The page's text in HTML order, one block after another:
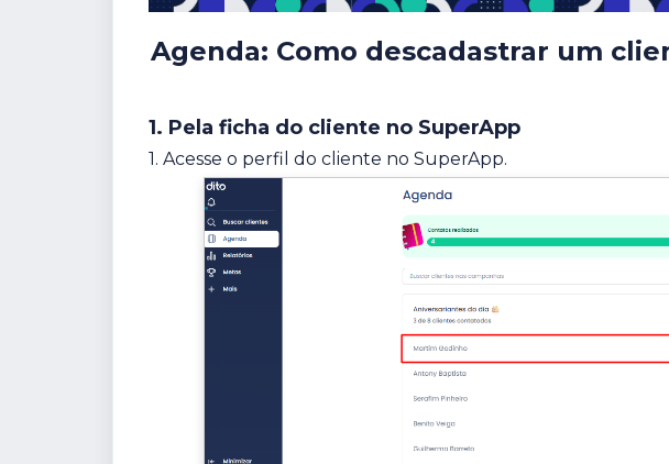
Agenda: Como descadastrar um
1. Pela ficha do cliente no SuperApp
1. Acesse o perfil do cliente no SuperApp.